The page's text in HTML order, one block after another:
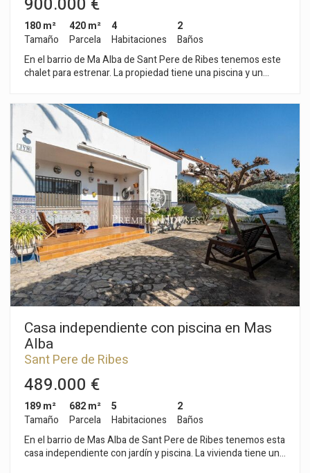
180 m²
Tamaño
420 m²
Parcela
4
Habitaciones
2
Baños
En el barrio de Ma Alba de Sant Pere de Ribes tenemos este
chalet para estrenar. La propiedad tiene una piscina y un
compuesta por un salón comedor con salida al jardín y a la
piscina. Al lado, tenemos una cocina americana y un baño
completo. La zona de noche se compone de cuatro
habitaciones dobles, una en suite. Todos los dormitorios
tienen salida a una terraza. La casa dispone de un parking en
el patio de entrada de la vivienda. La fecha de entrega de la
propiedad está prevista para el año 2026. La zona de Mas
Alba se caracteriza por encontrarse muy cerca del parque
natural del Garraf y por su gran tranquilidad. Todo ello sin
renunciar a una muy buena comunicación con Sitges y la
autopista C-32 de acceso a Barcelona y el aeropuerto del Prat.
Casa independiente con piscina en Mas
Alba
Sant Pere de Ribes
489.000 €
189 m²
Tamaño
682 m²
Parcela
5
Habitaciones
2
Baños
En el barrio de Mas Alba de Sant Pere de Ribes tenemos esta
casa independiente con jardín y piscina. La vivienda tiene un